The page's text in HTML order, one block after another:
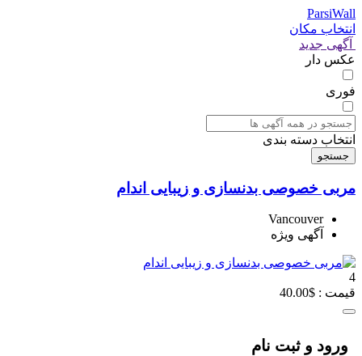
ParsiWall
انتخاب مکان
آگهی جدید
عکس دار
فوری
انتخاب دسته بندی
جستجو
مربی خصوصی بدنسازی و زیبایی اندام
Vancouver
آگهی ویژه
4
قیمت : $40.00
ورود و ثبت نام